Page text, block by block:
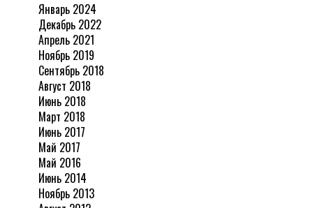
Январь 2024
Декабрь 2022
Апрель 2021
Ноябрь 2019
Сентябрь 2018
Август 2018
Июнь 2018
Март 2018
Июнь 2017
Май 2017
Май 2016
Июнь 2014
Ноябрь 2013